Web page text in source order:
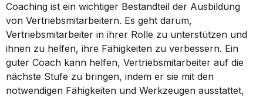
Coaching ist ein wichtiger Bestandteil der Ausbildung
von Vertriebsmitarbeitern. Es geht darum,
Vertriebsmitarbeiter in ihrer Rolle zu unterstützen und
ihnen zu helfen, ihre Fähigkeiten zu verbessern. Ein
guter Coach kann helfen, Vertriebsmitarbeiter auf die
nächste Stufe zu bringen, indem er sie mit den
notwendigen Fähigkeiten und Werkzeugen ausstattet,